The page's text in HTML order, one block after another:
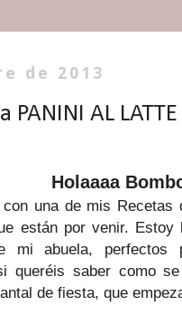
de 2013
PANINI AL
Holaaaa
una de mis
están por venir. Estoy
mi abuela, perfectos
queréis saber como
de fiesta, que